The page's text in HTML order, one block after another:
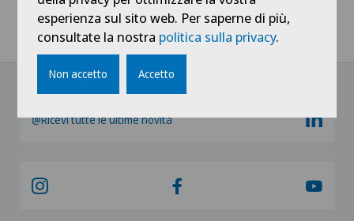
BeeCare - L’evoluzione della terza età: i consigli del geriatra per
invecchiare bene
@Ricevi tutte le ultime novità
esperienza sul sito web. Per saperne di più,
consultate la nostra politica sulla privacy.
Non accetto Accetto